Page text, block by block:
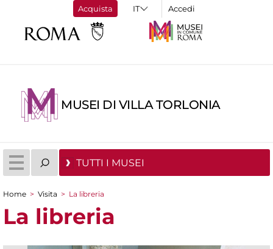
Acquista Accedi
MUSEI DI VILLA TORLONIA
TUTTI I MUSEI
Tu sei qui
Home > Visita > La libreria
La libreria